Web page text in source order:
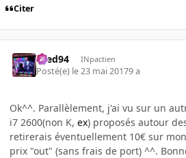
Citer
bred94 INpactien
Posté(e) le 23 mai 20179 a
Ok^^. Parallèlement, j'ai vu sur un
i7 2600(non K, ex) proposés autour
retirerais éventuellement 10€ sur
prix "out" (sans frais de port) ^^.